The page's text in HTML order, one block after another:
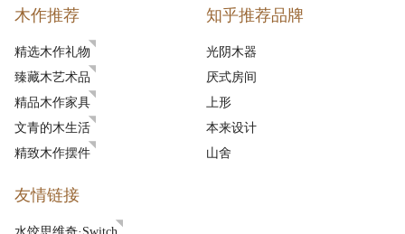
木作推荐
精选木作礼物
臻藏木艺术品
精品木作家具
文青的木生活
精致木作摆件
知乎推荐品牌
光阴木器
厌式房间
上形
本来设计
山舍
友情链接